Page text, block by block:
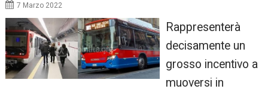
7 Marzo 2022
Rappresenterà
decisamente un
grosso incentivo a
muoversi in